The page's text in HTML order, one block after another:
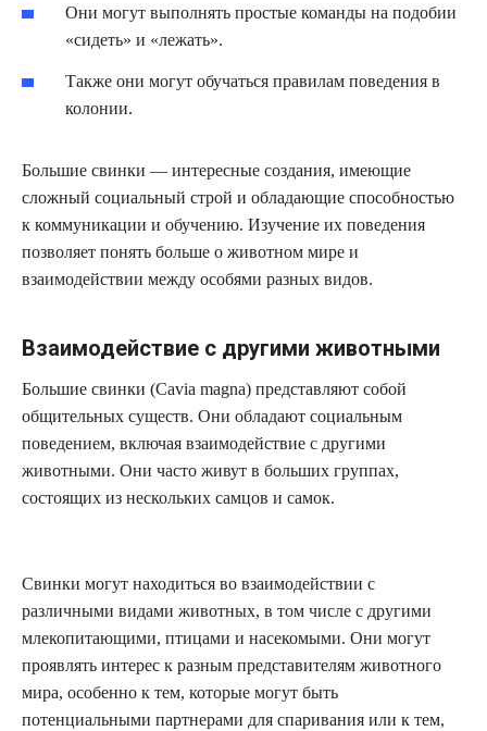
Они могут выполнять простые команды на подобии
«сидеть» и «лежать».
Также они могут обучаться правилам поведения в
колонии.
Большие свинки — интересные создания, имеющие
сложный социальный строй и обладающие способностью
к коммуникации и обучению. Изучение их поведения
позволяет понять больше о животном мире и
взаимодействии между особями разных видов.
Взаимодействие с другими животными
Большие свинки (Cavia magna) представляют собой
общительных существ. Они обладают социальным
поведением, включая взаимодействие с другими
животными. Они часто живут в больших группах,
состоящих из нескольких самцов и самок.
Свинки могут находиться во взаимодействии с
различными видами животных, в том числе с другими
млекопитающими, птицами и насекомыми. Они могут
проявлять интерес к разным представителям животного
мира, особенно к тем, которые могут быть
потенциальными партнерами для спаривания или к тем,